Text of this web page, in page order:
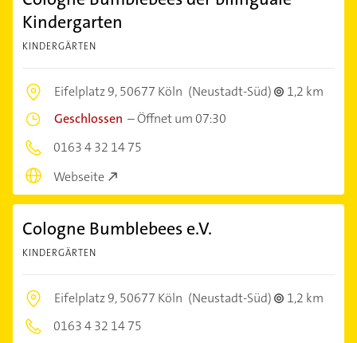
Kindergarten
KINDERGÄRTEN
Eifelplatz 9,50677 Köln (Neustadt-Süd)
1,2 km
Geschlossen –Öffnet um 07:30
0163 4 32 14 75
Webseite
Cologne Bumblebees e.V.
KINDERGÄRTEN
Eifelplatz 9,50677 Köln (Neustadt-Süd)
1,2 km
0163 4 32 14 75